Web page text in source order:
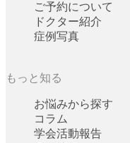
ご予約について
ドクター紹介
症例写真
もっと知る
お悩みから探す
コラム
学会活動報告